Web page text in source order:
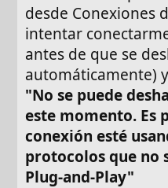
desde Conexiones
intentar
antes de que se
automáticamente)
"No se puede
este momento. Es
conexión esté
protocolos que no
Plug-and-Play"